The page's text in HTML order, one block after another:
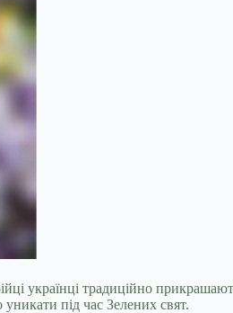
українці традиційно
під час Зелених свят.